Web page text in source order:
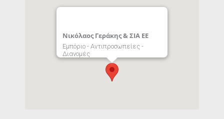
Νικόλαος Γεράκης & ΣΙΑ ΕΕ
Εμπόριο - Αντιπροσωπείες -
Διανομές